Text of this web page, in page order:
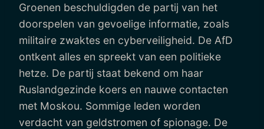
Groenen beschuldigden de partij van het
doorspelen van gevoelige informatie, zoals
militaire zwaktes en cyberveiligheid. De AfD
ontkent alles en spreekt van een politieke
hetze. De partij staat bekend om haar
Ruslandgezinde koers en nauwe contacten
met Moskou. Sommige leden worden
verdacht van geldstromen of spionage. De